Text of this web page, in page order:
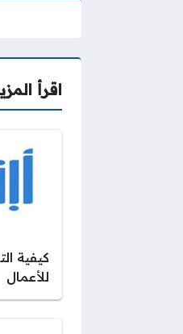
اقرأ
كيفية
للأعمال